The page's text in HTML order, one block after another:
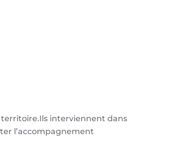
interviennent dans
l’accompagnement